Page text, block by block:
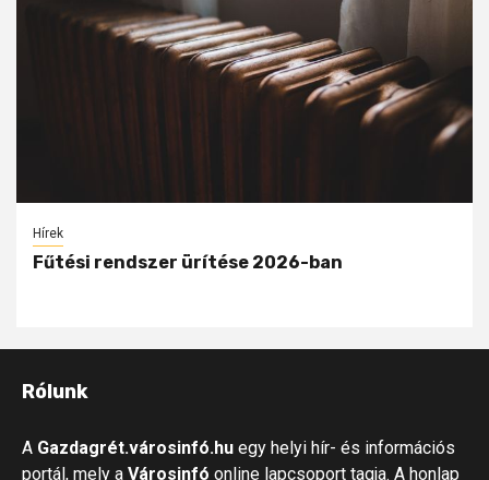
Hírek
Fűtési rendszer ürítése 2026-ban
Rólunk
A Gazdagrét.városinfó.hu egy helyi hír- és információs
portál, mely a Városinfó online lapcsoport tagja. A honlap